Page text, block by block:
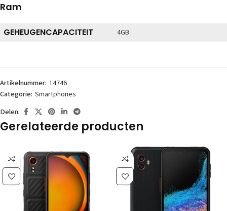
Ram
GEHEUGENCAPACITEIT 4GB
Artikelnummer: 14746
Categorie: Smartphones
Delen:
Gerelateerde producten